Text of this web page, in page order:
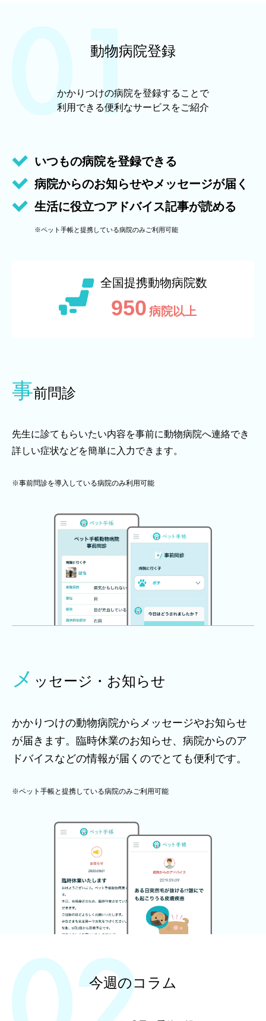
動物病院登録
かかりつけの病院を登録することで
利用できる便利なサービスをご紹介
いつもの病院を登録できる
病院からのお知らせやメッセージが届く
生活に役立つアドバイス記事が読める
※ペット手帳と提携している病院のみご利用可能
全国提携動物病院数
950 病院以上
事前問診
先生に診てもらいたい内容を事前に動物病院へ連絡でき
詳しい症状などを簡単に入力できます。
※事前問診を導入している病院のみ利用可能
メ ッセージ・お知らせ
かかりつけの動物病院からメッセージやお知らせ
が届きます。臨時休業のお知らせ、病院からのア
ドバイスなどの情報が届くのでとても便利です。
※ペット手帳と提携している病院のみご利用可能
今週のコラム